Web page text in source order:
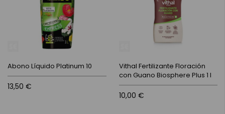
Abono Líquido Platinum 10
13,50 €
Vithal Fertilizante Floración
con Guano Biosphere Plus 1 l
10,00 €